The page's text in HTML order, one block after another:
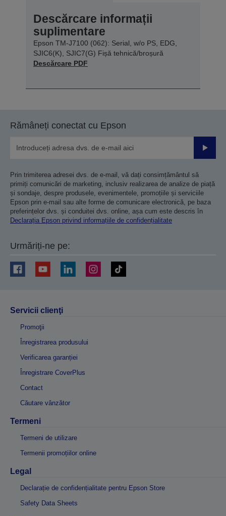
Descărcare informații
suplimentare
Epson TM-J7100 (062): Serial, w/o PS, EDG,
SJIC6(K), SJIC7(G) Fișă tehnică/broșură
Descărcare PDF
Rămâneți conectat cu Epson
Prin trimiterea adresei dvs. de e-mail, vă dați consimțământul să
primiți comunicări de marketing, inclusiv realizarea de analize de piață
și sondaje, despre produsele, evenimentele, promoțiile și serviciile
Epson prin e-mail sau alte forme de comunicare electronică, pe baza
preferințelor dvs. și conduitei dvs. online, așa cum este descris în
Declarația Epson privind informațiile de confidențialitate
Urmăriți-ne pe:
Servicii clienţi
Promoţii
Înregistrarea produsului
Verificarea garanției
Înregistrare CoverPlus
Contact
Căutare vânzător
Termeni
Termeni de utilizare
Termenii promoțiilor online
Legal
Declarație de confidențialitate pentru Epson Store
Safety Data Sheets